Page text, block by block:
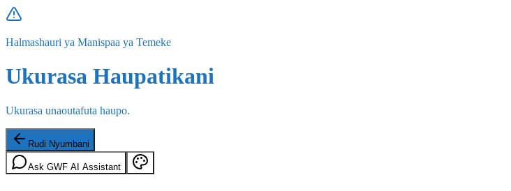
Halmashauri ya Manispaa ya Temeke
Ukurasa Haupatikani
Ukurasa unaoutafuta haupo.
Rudi Nyumbani
Ask GWF AI Assistant